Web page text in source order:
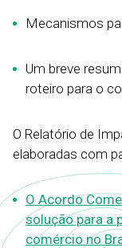
Mecanismos
Um breve
roteiro para o
O Relatório de
elaboradas com
O Acordo
solução para a
comércio no